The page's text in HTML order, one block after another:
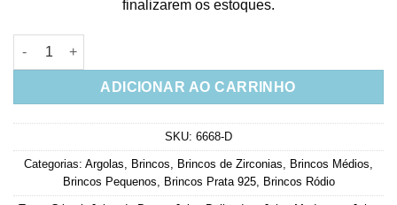
finalizarem os estoques.
Brinco Dente Resina Marfim Cravejado Zirconias Prata 925
ADICIONAR AO CARRINHO
SKU: 6668-D
Categorias: Argolas Brincos Brincos de Zirconias Brincos Médios
Brincos Pequenos
Brincos Prata 925, Brincos Ródio